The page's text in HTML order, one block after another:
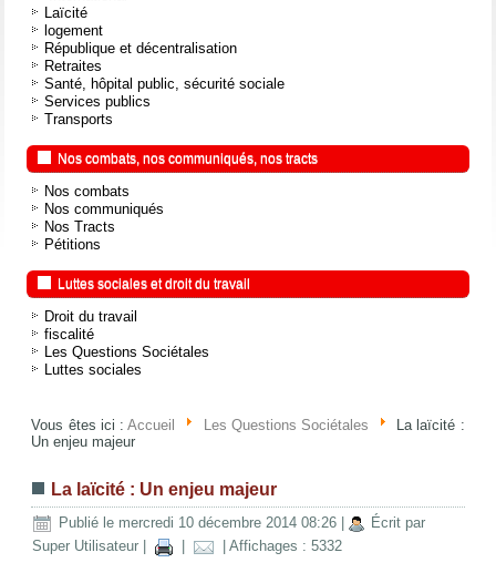
Laïcité
logement
République et décentralisation
Retraites
Santé, hôpital public, sécurité sociale
Services publics
Transports
Nos combats, nos communiqués, nos tracts
Nos combats
Nos communiqués
Nos Tracts
Pétitions
Luttes sociales et droit du travail
Droit du travail
fiscalité
Les Questions Sociétales
Luttes sociales
Vous êtes ici :Accueil Les Questions Sociétales
La laïcité :
Un enjeu majeur
La laïcité : Un enjeu majeur
Publié le mercredi 10 décembre 2014 08:26
Écrit par
Super Utilisateur
| Affichages : 5332